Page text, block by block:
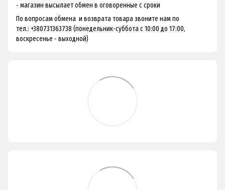
- магазин высылает обмен в оговоренные с сроки
По вопросам обмена и возврата товара звоните нам по
тел.: +380731363738 (понедельник-суббота с 10:00 до 17:00,
воскресенье - выходной)